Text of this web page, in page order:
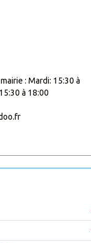
: Mardi: 15:30 à
à 18:00